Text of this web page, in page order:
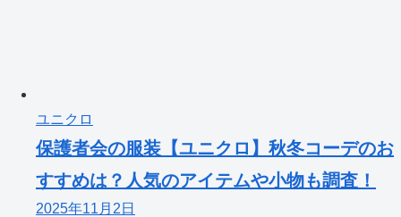
ユニクロ
保護者会の服装【ユニクロ】秋冬コーデのお
すすめは？人気のアイテムや小物も調査！
2025年11月2日